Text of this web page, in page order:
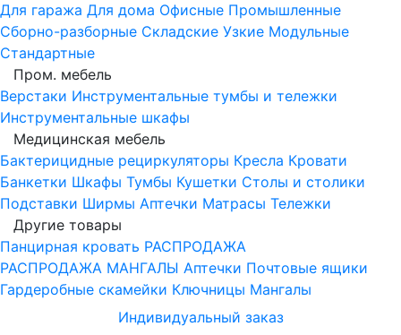
Для гаража Для дома Офисные Промышленные
Сборно-разборные Складские Узкие Модульные
Стандартные
Пром. мебель
Верстаки Инструментальные тумбы и тележки
Инструментальные шкафы
Медицинская мебель
Бактерицидные рециркуляторы Кресла Кровати
Банкетки Шкафы Тумбы Кушетки Столы и столики
Подставки Ширмы Аптечки Матрасы Тележки
Другие товары
Панцирная кровать РАСПРОДАЖА
РАСПРОДАЖА МАНГАЛЫ Аптечки Почтовые ящики
Гардеробные скамейки Ключницы Мангалы
Индивидуальный заказ